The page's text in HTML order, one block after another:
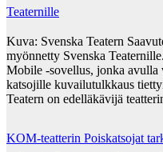
Teaternille
Kuva: Svenska Teatern
myönnetty Svenska
Mobile -sovellus, jonka avulla
katsojille kuvailutulkkaus
Teatern on edelläkävijä
KOM-teatterin Poiskatsojat